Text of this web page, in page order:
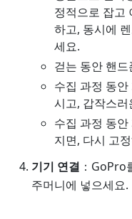
정적으로 잡고
하고, 동시에
세요.
걷는 동안 핸
수집 과정 동
시고, 갑작스
수집 과정 동
지면, 다시 고
기기 연결 ：GoPro
주머니에 넣으세요.